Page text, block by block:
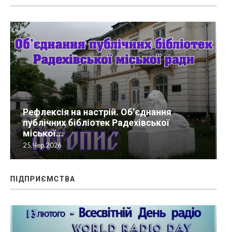
Рефлексія на настрій. Об’єднання
публічних бібліотек Радехівської
міської...
25.Чер.2026
ПІДПРИЄМСТВА